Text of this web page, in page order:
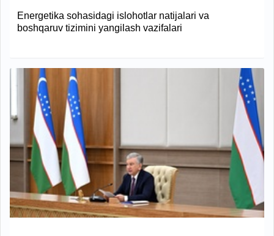
Energetika sohasidagi islohotlar natijalari va
boshqaruv tizimini yangilash vazifalari